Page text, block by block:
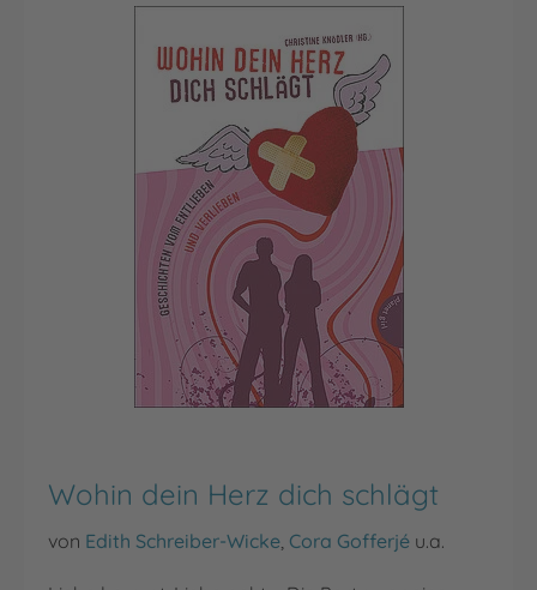
Wohin dein Herz dich schlägt
von Edith Schreiber-Wicke Cora Gofferjé u.a.